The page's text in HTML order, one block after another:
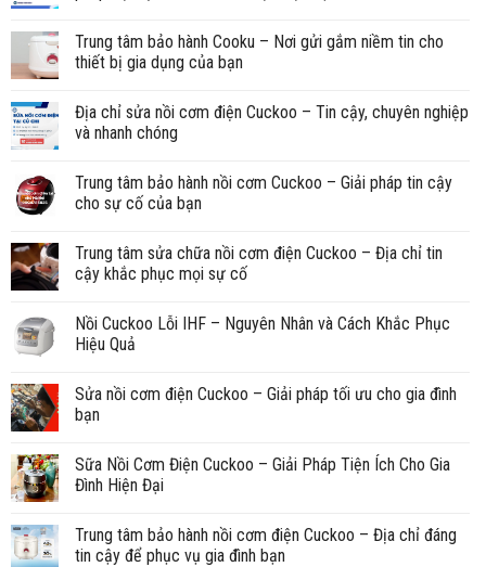
Trung tâm bảo hành Cooku – Nơi gửi gắm niềm tin cho
thiết bị gia dụng của bạn
Địa chỉ sửa nồi cơm điện Cuckoo – Tin cậy, chuyên nghiệp
và nhanh chóng
Trung tâm bảo hành nồi cơm Cuckoo – Giải pháp tin cậy
cho sự cố của bạn
Trung tâm sửa chữa nồi cơm điện Cuckoo – Địa chỉ tin
cậy khắc phục mọi sự cố
Nồi Cuckoo Lỗi IHF – Nguyên Nhân và Cách Khắc Phục
Hiệu Quả
Sửa nồi cơm điện Cuckoo – Giải pháp tối ưu cho gia đình
bạn
Sữa Nồi Cơm Điện Cuckoo – Giải Pháp Tiện Ích Cho Gia
Đình Hiện Đại
Trung tâm bảo hành nồi cơm điện Cuckoo – Địa chỉ đáng
tin cậy để phục vụ gia đình bạn